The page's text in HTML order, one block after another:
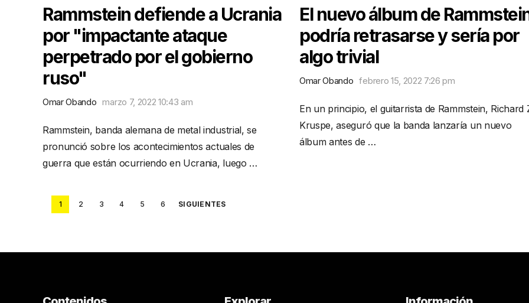
Rammstein defiende a Ucrania
por "impactante ataque
perpetrado por el gobierno
ruso"
Omar Obando marzo 7, 2022 10:43 am
Rammstein, banda alemana de metal industrial, se
pronunció sobre los acontecimientos actuales de
guerra que están ocurriendo en Ucrania, luego …
El nuevo álbum de
podría retrasarse y sería por
algo trivial
Omar Obando febrero 15, 2022 7:26 pm
En un principio, el guitarrista de Rammstein, Richard
Kruspe, aseguró que la banda lanzaría un nuevo
álbum antes de …
Posts
1 2 3 4 5 6 SIGUIENTES